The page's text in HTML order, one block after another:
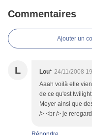
Commentaires
Ajouter un
L Lou* 24/11/2008
Aaah voilà elle
de ce qu'est
Meyer ainsi que
/> <br /> je